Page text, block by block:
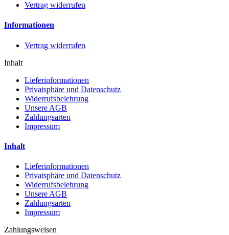
Vertrag widerrufen
Informationen
Vertrag widerrufen
Inhalt
Lieferinformationen
Privatsphäre und Datenschutz
Widerrufsbelehrung
Unsere AGB
Zahlungsarten
Impressum
Inhalt
Lieferinformationen
Privatsphäre und Datenschutz
Widerrufsbelehrung
Unsere AGB
Zahlungsarten
Impressum
Zahlungsweisen